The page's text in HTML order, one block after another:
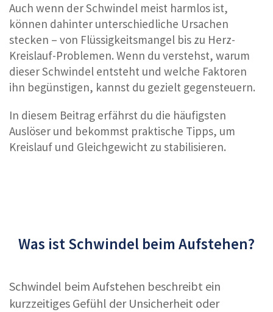
Auch wenn der Schwindel meist harmlos ist,
können dahinter unterschiedliche Ursachen
stecken – von Flüssigkeitsmangel bis zu Herz-
Kreislauf-Problemen. Wenn du verstehst, warum
dieser Schwindel entsteht und welche Faktoren
ihn begünstigen, kannst du gezielt gegensteuern.
In diesem Beitrag erfährst du die häufigsten
Auslöser und bekommst praktische Tipps, um
Kreislauf und Gleichgewicht zu stabilisieren.
Was ist Schwindel beim Aufstehen?
Schwindel beim Aufstehen beschreibt ein
kurzzeitiges Gefühl der Unsicherheit oder